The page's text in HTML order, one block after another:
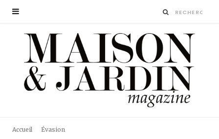
Accueil Évasion